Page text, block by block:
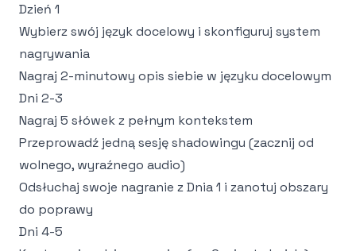
Dzień 1
Wybierz swój język docelowy i skonfiguruj system
nagrywania
Nagraj 2-minutowy opis siebie w języku docelowym
Dni 2-3
Nagraj 5 słówek z pełnym kontekstem
Przeprowadź jedną sesję shadowingu (zacznij od
wolnego, wyraźnego audio)
Odsłuchaj swoje nagranie z Dnia 1 i zanotuj obszary
do poprawy
Dni 4-5